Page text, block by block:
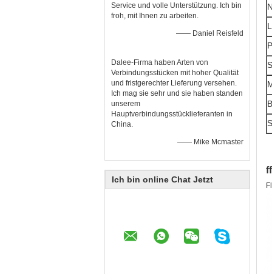
Service und volle Unterstützung. Ich bin
froh, mit Ihnen zu arbeiten.
—— Daniel Reisfeld
Dalee-Firma haben Arten von
Verbindungsstücken mit hoher Qualität
und fristgerechter Lieferung versehen.
Ich mag sie sehr und sie haben standen
unserem
Hauptverbindungsstücklieferanten in
China.
—— Mike Mcmaster
Ich bin online Chat Jetzt